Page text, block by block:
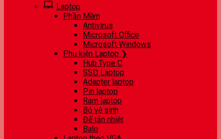
Laptop
Phần Mềm
Antivirus
Microsoft Office
Microsoft Windows
Phụ kiện Laptop ❯
Hub Type C
SSD Laptop
Adapter laptop
Pin laptop
Ram laptop
Bộ vệ sinh
Đế tản nhiệt
Balo